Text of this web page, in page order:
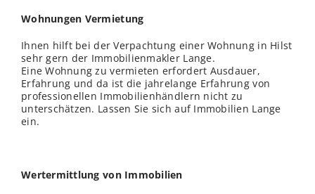
Wohnungen Vermietung
Ihnen hilft bei der Verpachtung einer Wohnung in Hilst
sehr gern der Immobilienmakler Lange.
Eine Wohnung zu vermieten erfordert Ausdauer,
Erfahrung und da ist die jahrelange Erfahrung von
professionellen Immobilienhändlern nicht zu
unterschätzen. Lassen Sie sich auf Immobilien Lange
ein.
Wertermittlung von Immobilien